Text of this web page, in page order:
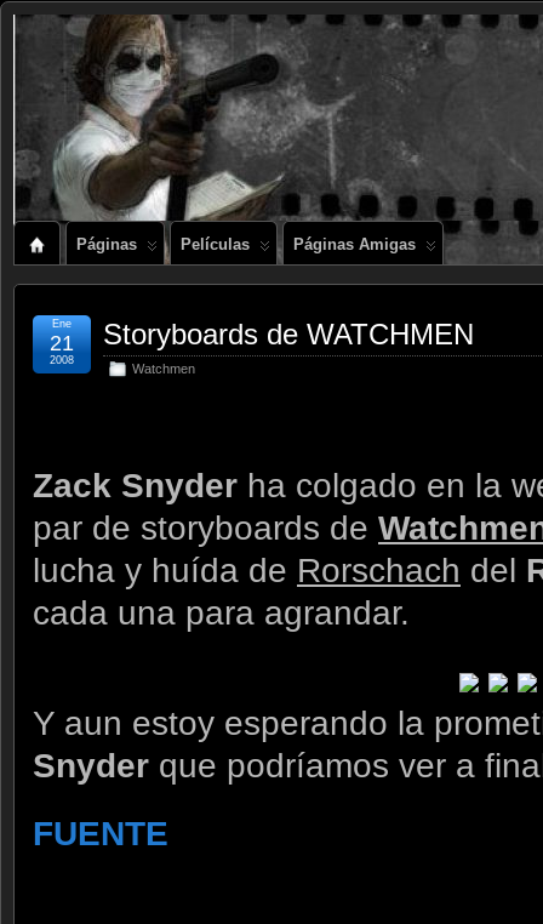
Páginas Películas Páginas Amigas
Storyboards de WATCHMEN
Watchmen
Ene
21
2008
Zack Snyder ha colgado en la
par de storyboards de
lucha y huída de Rorschach del
cada una para agrandar.
Y aun estoy esperando la
Snyder que podríamos ver a
FUENTE